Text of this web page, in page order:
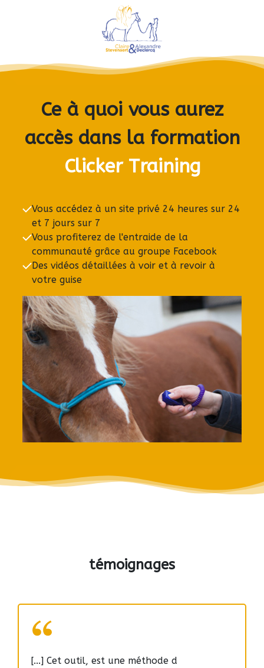
Ce à quoi vous aurez
accès dans la formation
Clicker Training
Vous accédez à un site privé 24 heures sur 24
et 7 jours sur 7
Vous profiterez de l'entraide de la
communauté grâce au groupe Facebook
Des vidéos détaillées à voir et à revoir à
votre guise
témoignages
[...] Cet outil, est une méthode d